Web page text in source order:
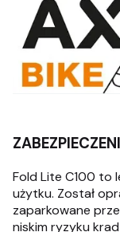
Fold Lite C100 to
użytku. Został
zaparkowane
niskim ryzyku